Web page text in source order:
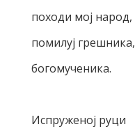
походи мој народ,
помилуј грешника,
богомученика.
Испруженој руци